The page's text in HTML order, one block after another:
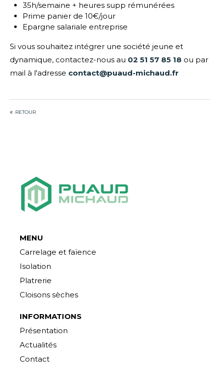
35h/semaine + heures supp rémunérées
Prime panier de 10€/jour
Epargne salariale entreprise
Si vous souhaitez intégrer une société jeune et
dynamique, contactez-nous au 02 51 57 85 18 ou par
mail à l'adresse contact@puaud-michaud.fr
RETOUR
MENU
Carrelage et faïence
Isolation
Platrerie
Cloisons sèches
INFORMATIONS
Présentation
Actualités
Contact